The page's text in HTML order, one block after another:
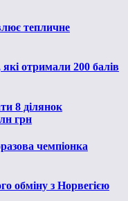
тепличне
отримали 200 балів
8 ділянок
грн
чемпіонка
обміну з Норвегією